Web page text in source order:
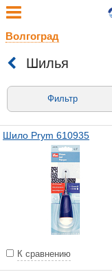
Волгоград
Шилья
Фильтр
Шило Prym 610935
К сравнению